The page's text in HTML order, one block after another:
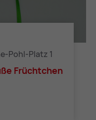
Pohl-Platz 1
Früchtchen